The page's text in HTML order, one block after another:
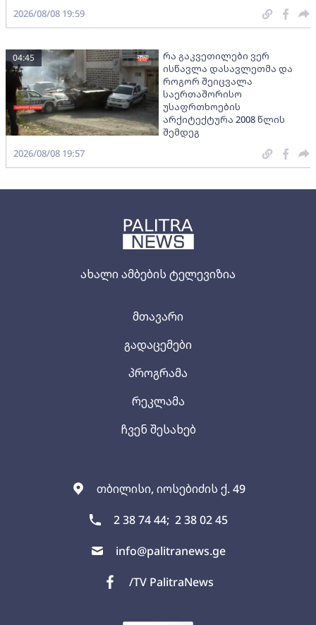
ახალი ამბების ტელევიზია
თბილისი, იოსებიძის ქ. 49
2 38 74 44; 2 38 02 45
info@palitranews.ge
/TV PalitraNews
მთავარი
გადაცემები
პროგრამა
რეკლამა
ჩვენ შესახებ
2026/08/08 19:59
რა გაკვეთილები ვერ
ისწავლა დასავლეთმა და
როგორ შეიცვალა
საერთაშორისო
უსაფრთხოების
არქიტექტურა 2008 წლის
შემდეგ
04:45
2026/08/08 19:57